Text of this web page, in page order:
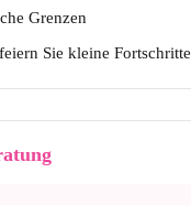
Grenzen
Sie kleine Fortschritte